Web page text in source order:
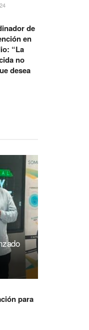
de
en
“La
no
desea
para